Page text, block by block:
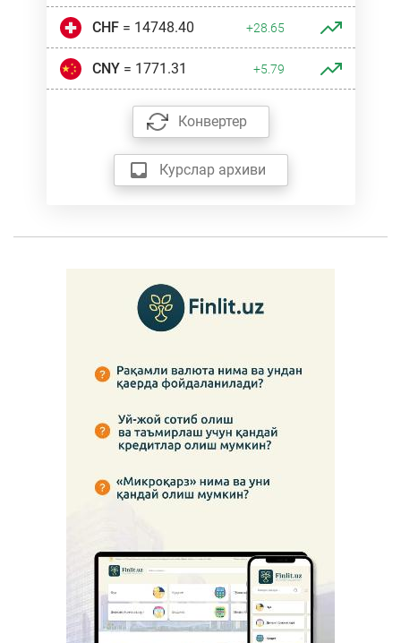
CHF= 14748.40 +28.65
CNY= 1771.31 +5.79
Конвертер
Курслар архиви